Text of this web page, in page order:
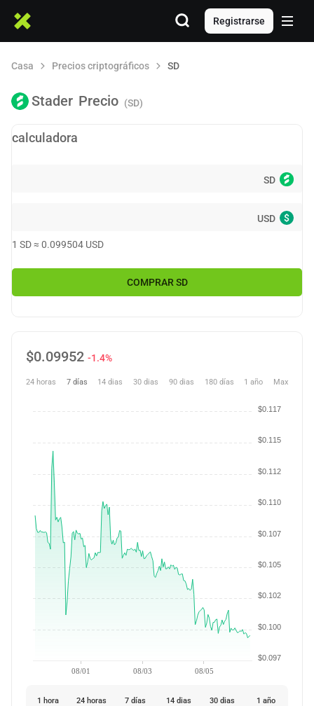
Registrarse
Casa Precios criptográficos SD
Stader Precio (SD)
calculadora
SD
USD $
1 SD≈ 0.099504 USD
COMPRAR SD
$0.09952 -1.4%
24 horas 7 días 14 dias 30 dias 90 dias 180 días 1 año Max
08/01 08/03 08/05
$0.097
$0.100
$0.102
$0.105
$0.107
$0.110
$0.112
$0.115
$0.117
1 hora 24 horas 7 días 14 dias 30 dias 1 año